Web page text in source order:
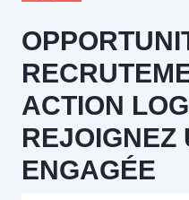
ACTION
REJOIGNEZ
ENGAGÉE